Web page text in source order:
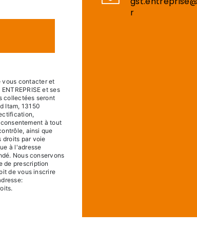
vous contacter et
et ses
collectées seront
Itam, 13150
à tout
ainsi que
droits par voie
à l'adresse
Nous conservons
de prescription
de vous inscrire
r